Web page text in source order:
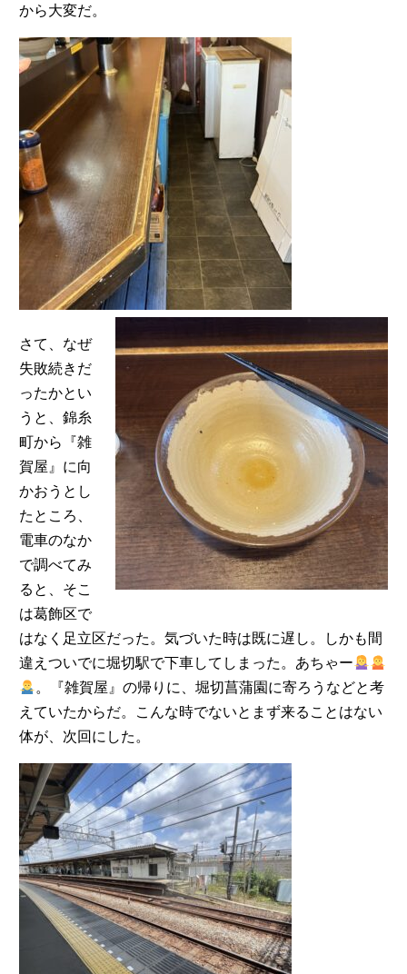
から大変だ。
さて、なぜ
失敗続きだ
ったかとい
うと、錦糸
町から『雑
賀屋』に向
かおうとし
たところ、
電車のなか
で調べてみ
ると、そこ
は葛飾区で
はなく足立区だった。気づいた時は既に遅し。しかも間
違えついでに堀切駅で下車してしまった。あちゃー
。『雑賀屋』の帰りに、堀切菖蒲園に寄ろうなどと考
えていたからだ。こんな時でないとまず来ることはない
体が、次回にした。